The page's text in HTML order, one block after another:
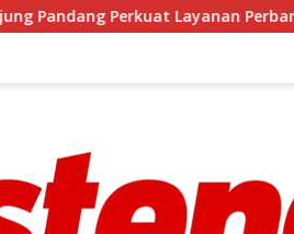
Perkuat Layanan Perbankan